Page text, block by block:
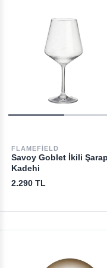
FLAMEFIELD
Savoy Goblet İkili Şarap
Kadehi
2.290 TL